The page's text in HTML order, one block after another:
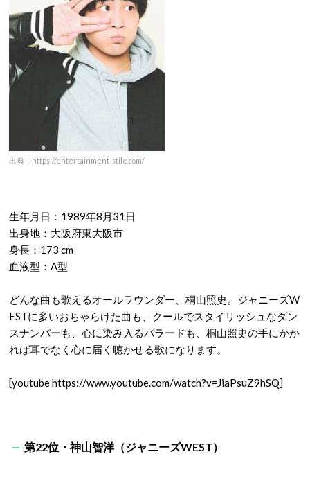
出典：https://entertainment-stile.com/
生年月日：1989年8月31日
出身地：大阪府東大阪市
身長：173 cm
血液型：A型
どんな曲も歌えるオールラウンダー、桐山照史。ジャニーズW
ESTに多いおちゃらけた曲も、クールでスタイリッシュなダン
スナンバーも、心に染み入るバラードも、桐山照史の手にかか
れば耳でなく心に届く聴かせる歌になります。
[youtube https://www.youtube.com/watch?v=JiaPsuZ9hSQ]
第22位・神山智洋（ジャニーズWEST）